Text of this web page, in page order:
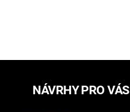
NÁVRHY PRO VÁS